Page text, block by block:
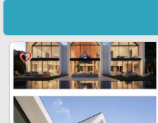
favorite_border